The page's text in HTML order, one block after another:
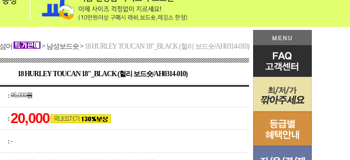
섬머 > 남성보드숏> 18 HURLEY TOUCAN 18"_BLACK (헐리 보드숏/AH0314-010)
18 HURLEY TOUCAN 18"_BLACK (헐리 보드숏/AH0314-010)
:95,000원
:20,000
:-